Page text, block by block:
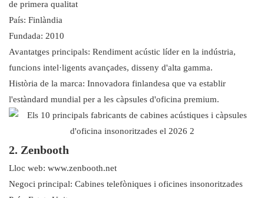
de primera qualitat
País: Finlàndia
Fundada: 2010
Avantatges principals: Rendiment acústic líder en la indústria,
funcions intel·ligents avançades, disseny d'alta gamma.
Història de la marca: Innovadora finlandesa que va establir
l'estàndard mundial per a les càpsules d'oficina premium.
2. Zenbooth
Lloc web: www.zenbooth.net
Negoci principal: Cabines telefòniques i oficines insonoritzades